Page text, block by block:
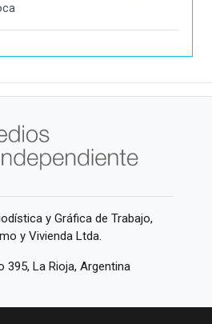
y Gráfica de Trabajo,
y Vivienda Ltda.
395, La Rioja, Argentina